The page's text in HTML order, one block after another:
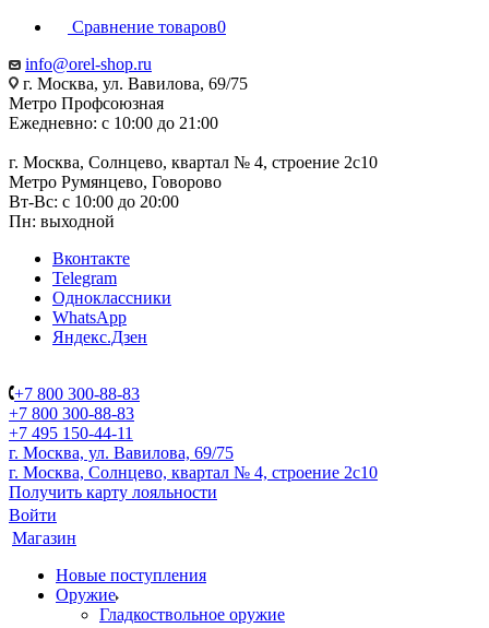
Сравнение товаров0
info@orel-shop.ru
г. Москва, ул. Вавилова, 69/75
Метро Профсоюзная
Ежедневно: с 10:00 до 21:00
г. Москва, Солнцево, квартал № 4, строение 2с10
Метро Румянцево, Говорово
Вт-Вс: с 10:00 до 20:00
Пн: выходной
Вконтакте
Telegram
Одноклассники
WhatsApp
Яндекс.Дзен
+7 800 300-88-83
+7 800 300-88-83
+7 495 150-44-11
г. Москва, ул. Вавилова, 69/75
г. Москва, Солнцево, квартал № 4, строение 2с10
Получить карту лояльности
Войти
Магазин
Новые поступления
Оружие
Гладкоствольное оружие